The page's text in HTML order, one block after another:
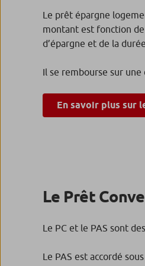
Le prêt épargne
montant est fonction
d’épargne et de la
Il se rembourse sur
En savoir plus sur
Le Prêt
Le PC et le PAS sont
Le PAS est accordé